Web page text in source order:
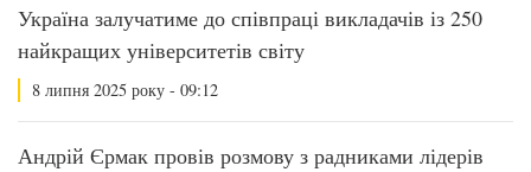
Україна залучатиме до співпраці викладачів із 250
найкращих університетів світу
8 липня 2025 року - 09:12
Андрій Єрмак провів розмову з радниками лідерів